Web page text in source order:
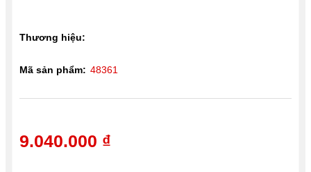
9.040.000 ₫
Thương hiệu:
Mã sản phẩm: 48361